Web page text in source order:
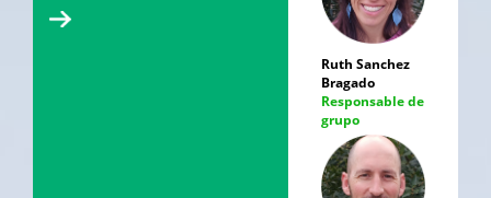
Ruth Sanchez
Bragado
Responsable de
grupo